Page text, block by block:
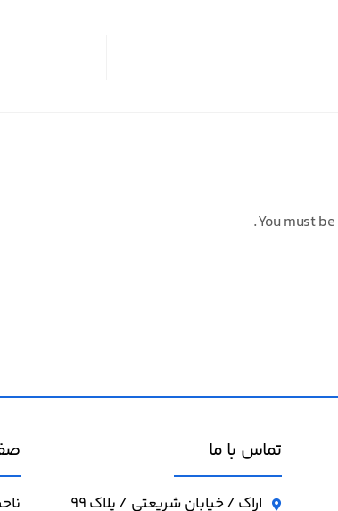
You must be
تماس با ما
اراک / خیابان شریعتی / پلاک 99